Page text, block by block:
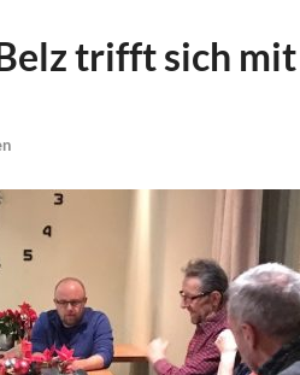
trifft sich mit